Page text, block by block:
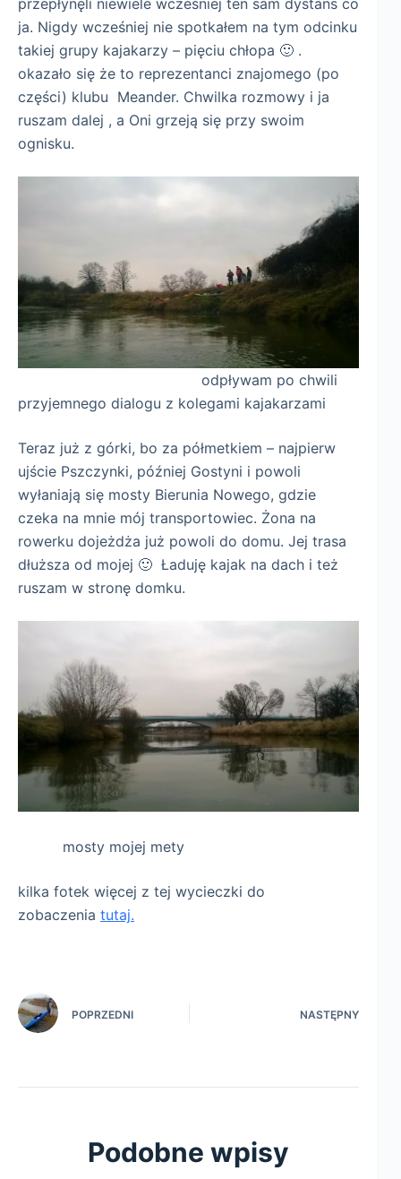
ja. Nigdy wcześniej nie spotkałem na tym odcinku
takiej grupy kajakarzy – pięciu chłopa 🙂 .
okazało się że to reprezentanci znajomego (po
części) klubu Meander. Chwilka rozmowy i ja
ruszam dalej , a Oni grzeją się przy swoim
ognisku.
odpływam po chwili
przyjemnego dialogu z kolegami kajakarzami
Teraz już z górki, bo za półmetkiem – najpierw
ujście Pszczynki, później Gostyni i powoli
wyłaniają się mosty Bierunia Nowego, gdzie
czeka na mnie mój transportowiec. Żona na
rowerku dojeżdża już powoli do domu. Jej trasa
dłuższa od mojej 🙂 Ładuję kajak na dach i też
ruszam w stronę domku.
mosty mojej mety
kilka fotek więcej z tej wycieczki do
zobaczenia tutaj.
POPRZEDNI NASTĘPNY
Podobne wpisy